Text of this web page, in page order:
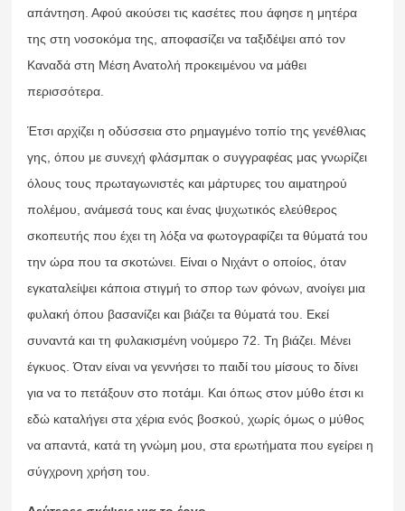
απάντηση. Αφού ακούσει τις κασέτες που άφησε η μητέρα
της στη νοσοκόμα της, αποφασίζει να ταξιδέψει από τον
Καναδά στη Μέση Ανατολή προκειμένου να μάθει
περισσότερα.
Έτσι αρχίζει η οδύσσεια στο ρημαγμένο τοπίο της γενέθλιας
γης, όπου με συνεχή φλάσμπακ ο συγγραφέας μας γνωρίζει
όλους τους πρωταγωνιστές και μάρτυρες του αιματηρού
πολέμου, ανάμεσά τους και ένας ψυχωτικός ελεύθερος
σκοπευτής που έχει τη λόξα να φωτογραφίζει τα θύματά του
την ώρα που τα σκοτώνει. Είναι ο Νιχάντ ο οποίος, όταν
εγκαταλείψει κάποια στιγμή το σπορ των φόνων, ανοίγει μια
φυλακή όπου βασανίζει και βιάζει τα θύματά του. Εκεί
συναντά και τη φυλακισμένη νούμερο 72. Τη βιάζει. Μένει
έγκυος. Όταν είναι να γεννήσει το παιδί του μίσους το δίνει
για να το πετάξουν στο ποτάμι. Και όπως στον μύθο έτσι κι
εδώ καταλήγει στα χέρια ενός βοσκού, χωρίς όμως ο μύθος
να απαντά, κατά τη γνώμη μου, στα ερωτήματα που εγείρει η
σύγχρονη χρήση του.